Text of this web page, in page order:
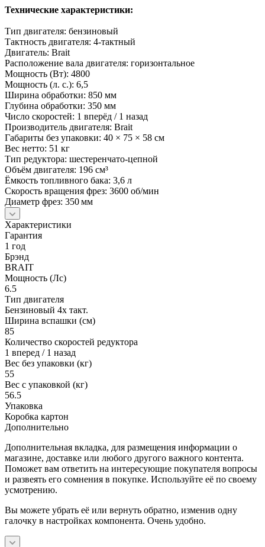
Технические характеристики:
Тип двигателя: бензиновый
Тактность двигателя: 4‑тактный
Двигатель: Brait
Расположение вала двигателя: горизонтальное
Мощность (Вт): 4800
Мощность (л. с.): 6,5
Ширина обработки: 850 мм
Глубина обработки: 350 мм
Число скоростей: 1 вперёд / 1 назад
Производитель двигателя: Brait
Габариты без упаковки: 40 × 75 × 58 см
Вес нетто: 51 кг
Тип редуктора: шестеренчато‑цепной
Объём двигателя: 196 см³
Ёмкость топливного бака: 3,6 л
Скорость вращения фрез: 3600 об/мин
Диаметр фрез: 350 мм
Характеристики
Гарантия
1 год
Брэнд
BRAIT
Мощность (Лс)
6.5
Тип двигателя
Бензиновый 4х такт.
Ширина вспашки (см)
85
Количество скоростей редуктора
1 вперед / 1 назад
Вес без упаковки (кг)
55
Вес с упаковкой (кг)
56.5
Упаковка
Коробка картон
Дополнительно
Дополнительная вкладка, для размещения информации о
магазине, доставке или любого другого важного контента.
Поможет вам ответить на интересующие покупателя вопросы
и развеять его сомнения в покупке. Используйте её по своему
усмотрению.
Вы можете убрать её или вернуть обратно, изменив одну
галочку в настройках компонента. Очень удобно.